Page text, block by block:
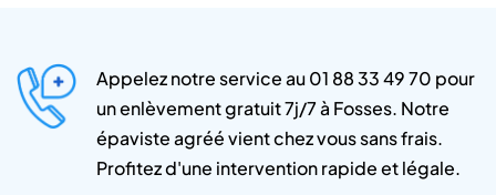
Appelez notre service au 01 88 33 49 70 pour
un enlèvement gratuit 7j/7 à Fosses. Notre
épaviste agréé vient chez vous sans frais.
Profitez d'une intervention rapide et légale.